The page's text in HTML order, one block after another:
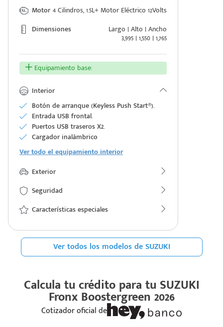
Motor 4 Cilindros, 1.5L+ Motor Eléctrico 12Volts
Dimensiones
Largo | Alto | Ancho
3,995 | 1,550 | 1,765
Equipamiento base:
Interior
Botón de arranque (Keyless Push Start®).
Entrada USB frontal.
Puertos USB traseros X2.
Cargador inalámbrico
Ver todo el equipamiento interior
Exterior
Seguridad
Características especiales
Ver todos los modelos de SUZUKI
Calcula tu crédito para tu SUZUKI
Fronx Boostergreen 2026
Cotizador oficial de